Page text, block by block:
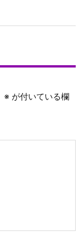
※ が付いている欄